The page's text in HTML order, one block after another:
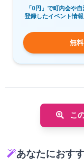
「0円」で町内会や
登録したイベント情
無
こ
あなたにおす